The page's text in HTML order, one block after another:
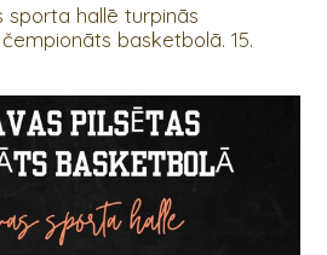
sporta hallē turpinās
basketbolā. 15.